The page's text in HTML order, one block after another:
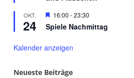
OKT.
24
Hervorgehoben
16:00 -23:30
Spiele Nachmittag
Kalender anzeigen
Neueste Beiträge